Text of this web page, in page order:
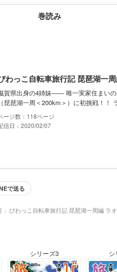
巻読み
わっこ自転車旅行記 琵琶湖一
賀県出身の4姉妹―― 唯一実家住まい
（琵琶湖一周＜200km＞）に初挑戦！！
118
信日：2020/02/07
で送る
びわっこ自転車旅行記 琵琶湖一周編 ラ
シリーズ3 シ